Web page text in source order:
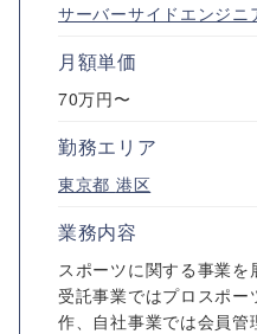
サーバーサイドエンジニ
月額単価
70万円〜
勤務エリア
東京都 港区
業務内容
スポーツに関する事業を
受託事業ではプロスポー
作、自社事業では会員管